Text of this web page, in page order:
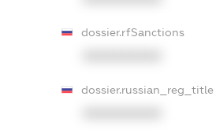
dossier.rfSanctions
dossier.russian_reg_title